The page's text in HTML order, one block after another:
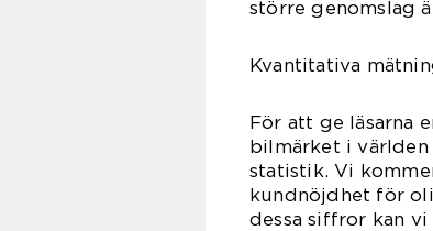
större genomslag
Kvantitativa
För att ge läsarna
bilmärket i
statistik. Vi
kundnöjdhet för
dessa siffror kan